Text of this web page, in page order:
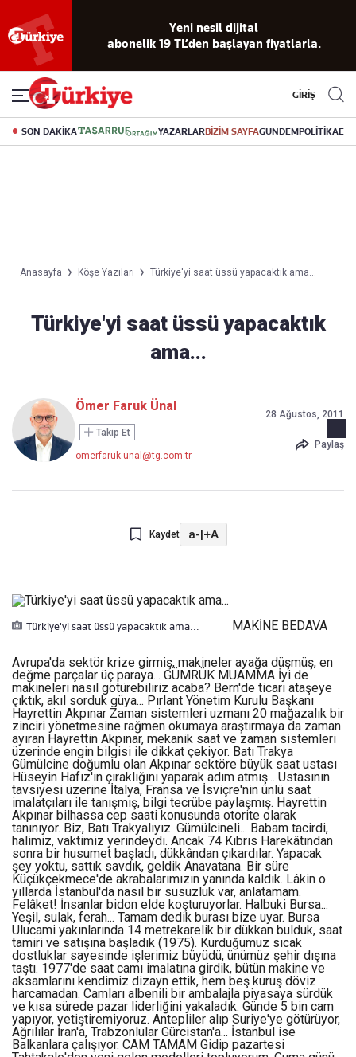
Yeni nesil dijital
abonelik 19 TL’den başlayan fiyatlarla.
GİRİŞ
SON DAKİKA YAZARLARBİZİM SAYFAGÜNDEMPOLİTİKA
Anasayfa Köşe Yazıları Türkiye'yi saat üssü yapacaktık ama...
Türkiye'yi saat üssü yapacaktık
ama...
Ömer Faruk Ünal
Takip Et
omerfaruk.unal@tg.com.tr
28 Ağustos, 2011
Paylaş
Kaydet a-|+A
Türkiye'yi saat üssü yapacaktık ama... MAKİNE BEDAVA
Avrupa'da sektör krize girmiş, makineler ayağa düşmüş, en
değme parçalar üç paraya... GÜMRÜK MUAMMA İyi de
makineleri nasıl götürebiliriz acaba? Bern'de ticari ataşeye
çıktık, akıl sorduk güya... Pırlant Yönetim Kurulu Başkanı
Hayrettin Akpınar Zaman sistemleri uzmanı 20 mağazalık bir
zinciri yönetmesine rağmen okumaya araştırmaya da zaman
ayıran Hayrettin Akpınar, mekanik saat ve zaman sistemleri
üzerinde engin bilgisi ile dikkat çekiyor. Batı Trakya
Gümülcine doğumlu olan Akpınar sektöre büyük saat ustası
Hüseyin Hafız'ın çıraklığını yaparak adım atmış... Ustasının
tavsiyesi üzerine İtalya, Fransa ve İsviçre'nin ünlü saat
imalatçıları ile tanışmış, bilgi tecrübe paylaşmış. Hayrettin
Akpınar bilhassa cep saati konusunda otorite olarak
tanınıyor. Biz, Batı Trakyalıyız. Gümülcineli... Babam tacirdi,
halimiz, vaktimiz yerindeydi. Ancak 74 Kıbrıs Harekâtından
sonra bir husumet başladı, dükkândan çıkardılar. Yapacak
şey yoktu, sattık savdık, geldik Anavatana. Bir süre
Küçükçekmece'de akrabalarımızın yanında kaldık. Lâkin o
yıllarda İstanbul'da nasıl bir susuzluk var, anlatamam.
Felâket! İnsanlar bidon elde koşturuyorlar. Halbuki Bursa...
Yeşil, sulak, ferah... Tamam dedik burası bize uyar. Bursa
Ulucami yakınlarında 14 metrekarelik bir dükkan bulduk, saat
tamiri ve satışına başladık (1975). Kurduğumuz sıcak
dostluklar sayesinde işlerimiz büyüdü, ünümüz şehir dışına
taştı. 1977'de saat camı imalatına girdik, bütün makine ve
aksamlarını kendimiz dizayn ettik, hem beş kuruş döviz
harcamadan. Camları albenili bir ambalajla piyasaya sürdük
ve kısa sürede pazar liderliğini yakaladık. Günde 5 bin cam
yapıyor, yetiştiremiyoruz. Antepliler alıp Suriye'ye götürüyor,
Ağrılılar İran'a, Trabzonlular Gürcistan'a... İstanbul ise
Balkanlara çalışıyor. CAM TAMAM Gidip pazartesi